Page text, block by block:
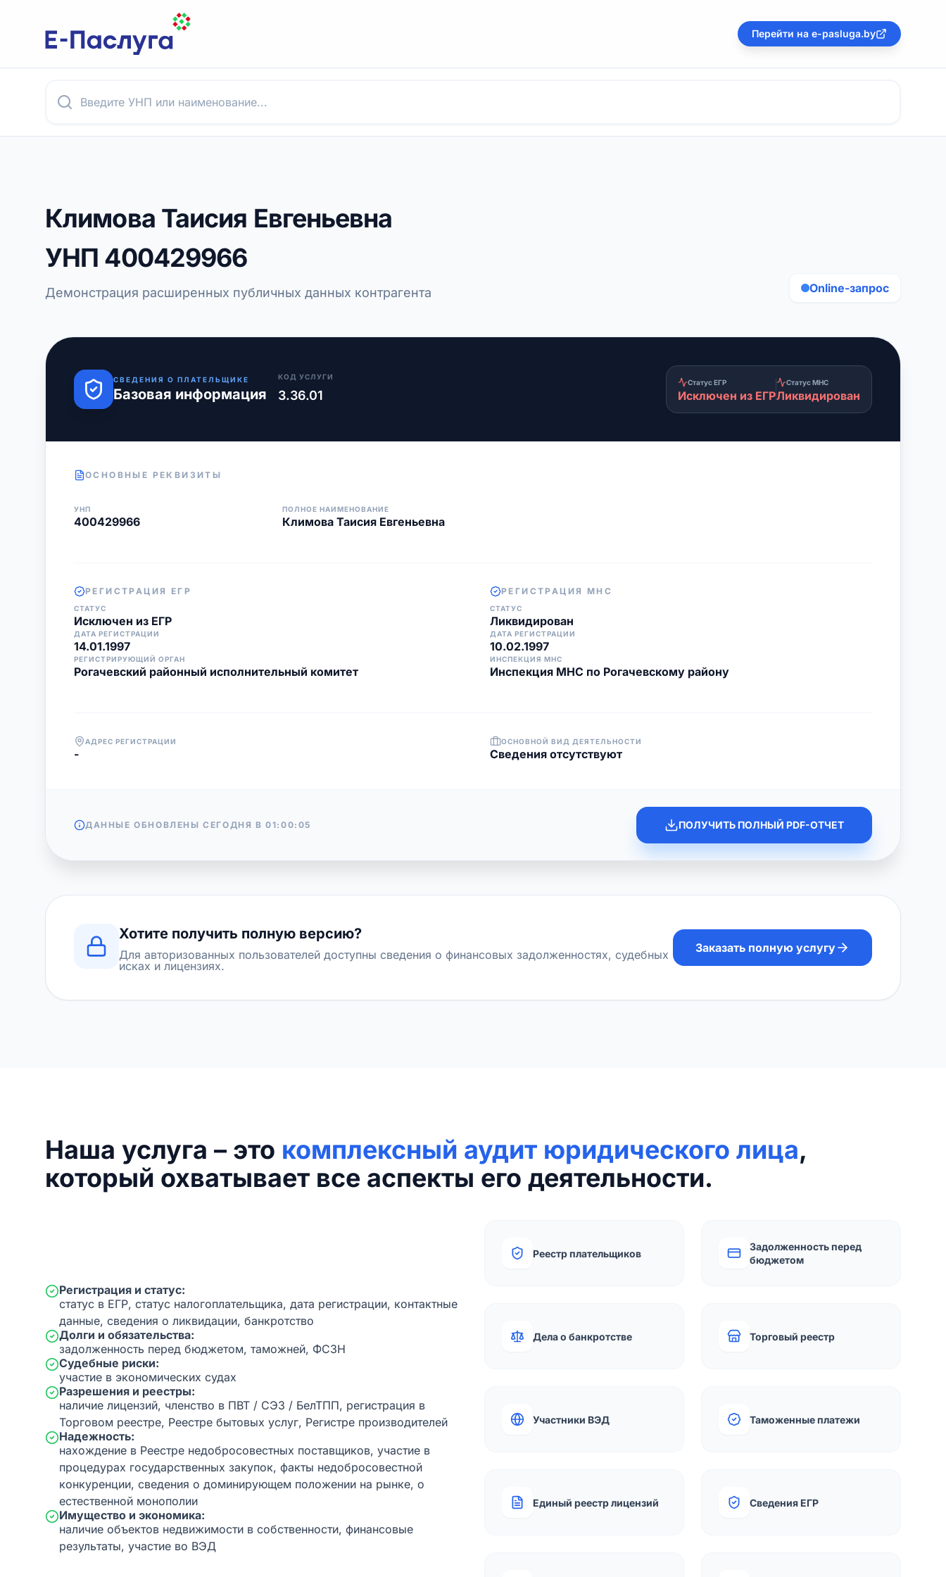
Перейти на e-pasluga.by
Климова Таисия Евгеньевна
УНП 400429966
Демонстрация расширенных публичных данных контрагента Online-запрос
СВЕДЕНИЯ О ПЛАТЕЛЬЩИКЕ
Базовая информация
КОД УСЛУГИ
3.36.01
Статус ЕГР
Исключен из ЕГР
Статус МНС
Ликвидирован
ОСНОВНЫЕ РЕКВИЗИТЫ
УНП
400429966
ПОЛНОЕ НАИМЕНОВАНИЕ
Климова Таисия Евгеньевна
РЕГИСТРАЦИЯ ЕГР
СТАТУС
Исключен из ЕГР
ДАТА РЕГИСТРАЦИИ
14.01.1997
РЕГИСТРИРУЮЩИЙ ОРГАН
Рогачевский районный исполнительный комитет
РЕГИСТРАЦИЯ МНС
СТАТУС
Ликвидирован
ДАТА РЕГИСТРАЦИИ
10.02.1997
ИНСПЕКЦИЯ МНС
Инспекция МНС по Рогачевскому району
АДРЕС РЕГИСТРАЦИИ
-
ОСНОВНОЙ ВИД ДЕЯТЕЛЬНОСТИ
Cведения отсутствуют
ДАННЫЕ ОБНОВЛЕНЫ СЕГОДНЯ В01:00:05 ПОЛУЧИТЬ ПОЛНЫЙ PDF-ОТЧЕТ
Хотите получить полную версию?
Для авторизованных пользователей доступны сведения о финансовых задолженностях, судебных
исках и лицензиях.
Заказать полную услугу
Наша услуга – это комплексный аудит юридического лица,
который охватывает все аспекты его деятельности.
Регистрация и статус:
статус в ЕГР, статус налогоплательщика, дата регистрации, контактные
данные, сведения о ликвидации, банкротство
Долги и обязательства:
задолженность перед бюджетом, таможней, ФСЗН
Судебные риски:
участие в экономических судах
Разрешения и реестры:
наличие лицензий, членство в ПВТ / СЭЗ / БелТПП, регистрация в
Торговом реестре, Реестре бытовых услуг, Регистре производителей
Надежность:
нахождение в Реестре недобросовестных поставщиков, участие в
процедурах государственных закупок, факты недобросовестной
конкуренции, сведения о доминирующем положении на рынке, о
естественной монополии
Имущество и экономика:
наличие объектов недвижимости в собственности, финансовые
результаты, участие во ВЭД
Реестр плательщиков
Задолженность перед
бюджетом
Дела о банкротстве Торговый реестр
Участники ВЭД Таможенные платежи
Единый реестр лицензий Сведения ЕГР